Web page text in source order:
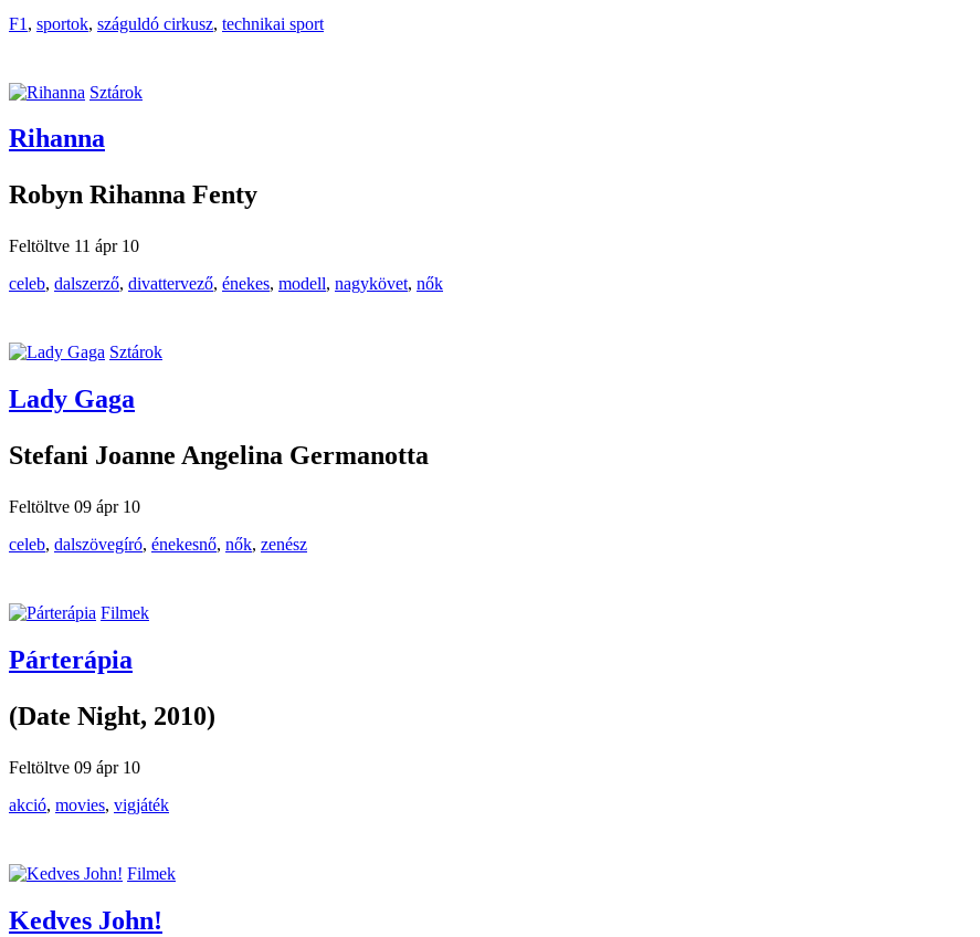
F1 , sportok, száguldó cirkusz, technikai sport
Sztárok
Rihanna
Robyn Rihanna Fenty
Feltöltve 11 ápr 10
celeb, dalszerző, divattervező, énekes, modell, nagykövet, nők
Sztárok
Lady Gaga
Stefani Joanne Angelina Germanotta
Feltöltve 09 ápr 10
celeb, dalszövegíró, énekesnő, nők, zenész
Filmek
Párterápia
(Date Night, 2010)
Feltöltve 09 ápr 10
akció, movies, vigjáték
Filmek
Kedves John!